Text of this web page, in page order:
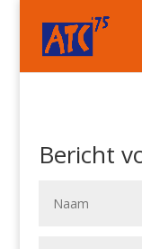
Bericht